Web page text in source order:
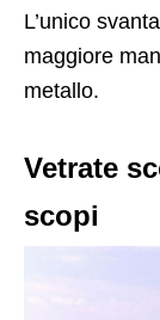
L’unico
maggiore
metallo.
Vetrate
scopi